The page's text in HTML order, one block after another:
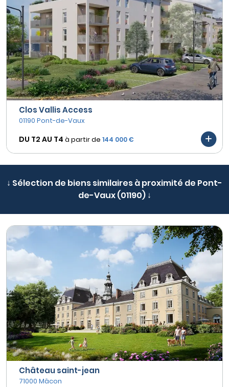
Clos Vallis Access
01190 Pont-de-Vaux
DU T2 AU T4 à partir de 144 000 €
↓ Sélection de biens similaires à proximité de Pont-
de-Vaux (01190) ↓
Château saint-jean
71000 Mâcon